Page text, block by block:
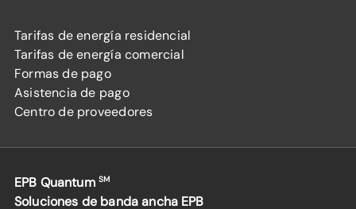
Tarifas de energía residencial
Tarifas de energía comercial
Formas de pago
Asistencia de pago
Centro de proveedores
EPB Quantum SM
Soluciones de banda ancha EPB